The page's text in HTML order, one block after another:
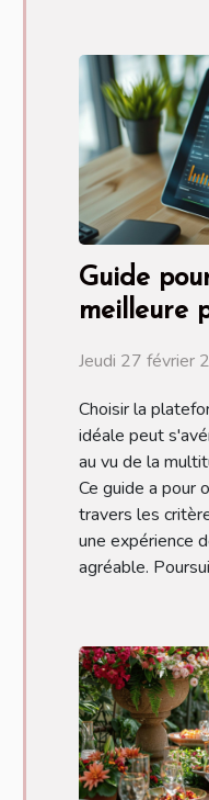
Guide
meilleure
Jeudi 27 février
Choisir la
idéale peut
au vu de la
Ce guide a pour
travers les
une expérience
agréable.